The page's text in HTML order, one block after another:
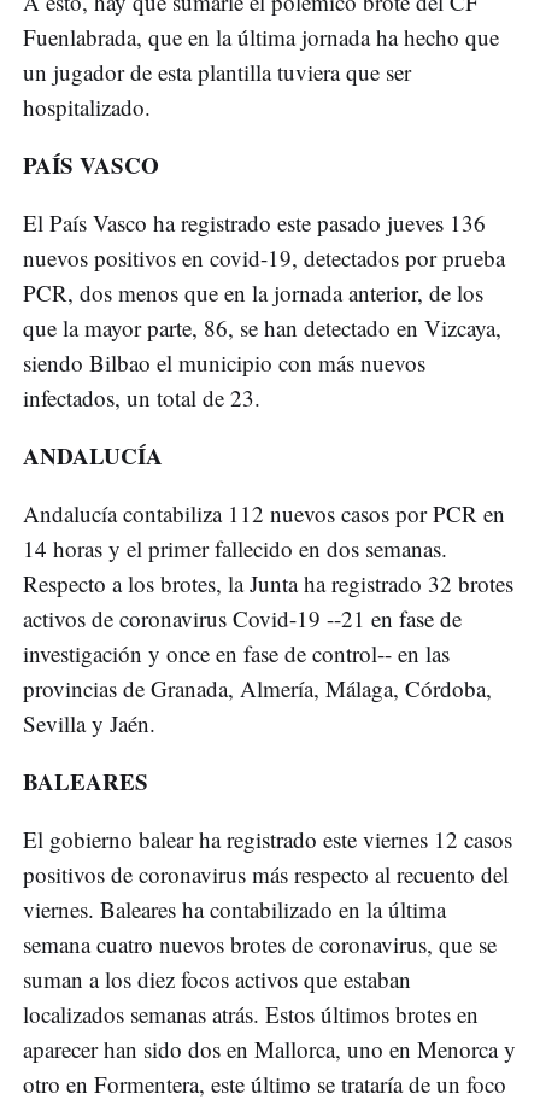
Fuenlabrada, que en la última jornada ha hecho que
un jugador de esta plantilla tuviera que ser
hospitalizado.
PAÍS VASCO
El País Vasco ha registrado este pasado jueves 136
nuevos positivos en covid-19, detectados por prueba
PCR, dos menos que en la jornada anterior, de los
que la mayor parte, 86, se han detectado en Vizcaya,
siendo Bilbao el municipio con más nuevos
infectados, un total de 23.
ANDALUCÍA
Andalucía contabiliza 112 nuevos casos por PCR en
14 horas y el primer fallecido en dos semanas.
Respecto a los brotes, la Junta ha registrado 32 brotes
activos de coronavirus Covid-19 --21 en fase de
investigación y once en fase de control-- en las
provincias de Granada, Almería, Málaga, Córdoba,
Sevilla y Jaén.
BALEARES
El gobierno balear ha registrado este viernes 12 casos
positivos de coronavirus más respecto al recuento del
viernes. Baleares ha contabilizado en la última
semana cuatro nuevos brotes de coronavirus, que se
suman a los diez focos activos que estaban
localizados semanas atrás. Estos últimos brotes en
aparecer han sido dos en Mallorca, uno en Menorca y
otro en Formentera, este último se trataría de un foco